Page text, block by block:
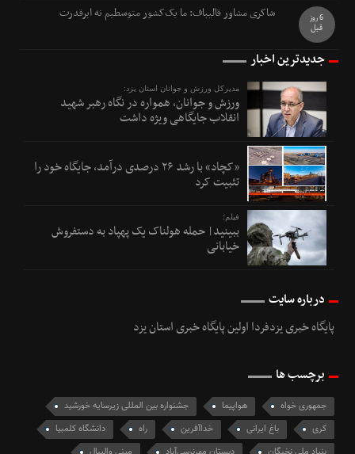
شاکری مشاور قالیباف: ما یک‌کشور متوسطیم نه ابرقدرت 6 روز
قبل
جدیدترین اخبار
مدیرکل ورزش و جوانان استان یزد:
ورزش و جوانان، همواره در نگاه رهبر شهید
انقلاب جایگاهی ویژه داشت
«کچاد» با رشد ۲۶ درصدی درآمد، جایگاه خود را
تثبیت کرد
فیلم؛
ببینید| حمله هولناک یک پهپاد به دستفروش
خیابانی
درباره سایت
پایگاه خبری یزدفردا اولین پایگاه خبری استان یزد
برچسب ها
جمهوری خواه هواپیما
جشنواره بین المللی زیرسایه خورشید
کری
باغ ایرانی خداآفرین راه
دانشگاه کلمبیا